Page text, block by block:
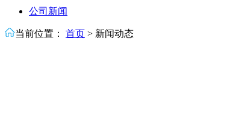
公司新闻
当前位置： 首页 > 新闻动态